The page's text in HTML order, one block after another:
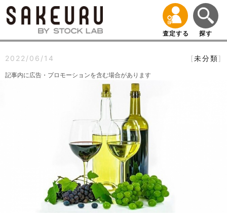
査定する 探す
2022/06/14 [未分類]
記事内に広告・プロモーションを含む場合があります